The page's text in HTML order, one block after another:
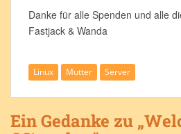
Danke für alle Spenden und alle
Fastjack & Wanda
Linux Mutter Server
Ein Gedanke zu